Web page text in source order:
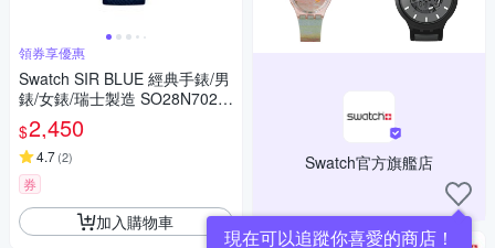
領券享優惠
Swatch SIR BLUE 經典手錶/男
錶/女錶/瑞士製造 SO28N702
(34mm)
$2,450
4.7(2)
券
加入購物車
Swatch官方旗艦店
現在可以追蹤你喜愛的商店！